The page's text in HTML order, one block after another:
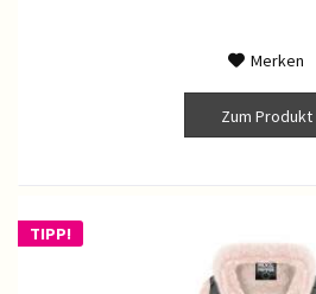
Merken
Zum Produkt
TIPP!